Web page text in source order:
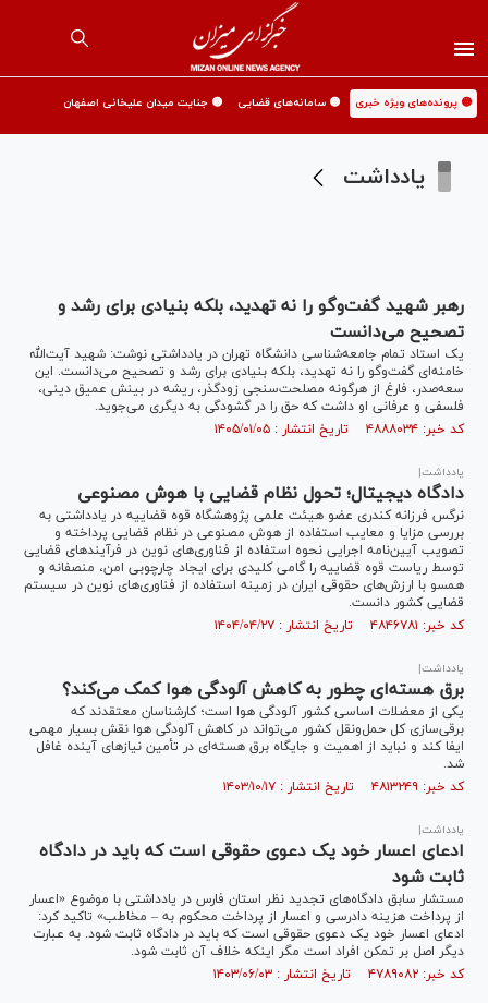
🟡 پرونده‌های ویژه خبری 🟡 سامانه‌های قضایی 🟡 جنایت میدان علیخانی اصفهان
یادداشت
رهبر شهید گفت‌و‌گو را نه تهدید، بلکه بنیادی برای رشد و
تصحیح می‌دانست
یک استاد تمام جامعه‌شناسی دانشگاه تهران در یادداشتی نوشت: شهید آیت‌الله
خامنه‌ای گفت‌و‌گو را نه تهدید، بلکه بنیادی برای رشد و تصحیح می‌دانست. این
سعه‌صدر، فارغ از هرگونه مصلحت‌سنجی زودگذر، ریشه در بینش عمیق دینی،
فلسفی و عرفانی او داشت که حق را در گشودگی به دیگری می‌جوید.
کد خبر: ۴۸۸۸۰۳۴ تاریخ انتشار : ۱۴۰۵/۰۱/۰۵
یادداشت|
دادگاه دیجیتال؛ تحول نظام قضایی با هوش مصنوعی
نرگس فرزانه کندری عضو هیئت علمی پژوهشگاه قوه قضاییه در یادداشتی به
بررسی مزایا و معایب استفاده از هوش مصنوعی در نظام قضایی پرداخته و
تصویب آیین‌نامه اجرایی نحوه استفاده از فناوری‌های نوین در فرآیند‌های قضایی
توسط ریاست قوه قضاییه را گامی کلیدی برای ایجاد چارچوبی امن، منصفانه و
همسو با ارزش‌های حقوقی ایران در زمینه استفاده از فناوری‌های نوین در سیستم
قضایی کشور دانست.
کد خبر: ۴۸۴۶۷۸۱ تاریخ انتشار : ۱۴۰۴/۰۴/۲۷
یادداشت|
برق هسته‌ای چطور به کاهش آلودگی هوا کمک می‌کند؟
یکی از معضلات اساسی کشور آلودگی هوا است؛ کارشناسان معتقدند که
برقی‌سازی کل حمل‌ونقل کشور می‌تواند در کاهش آلودگی هوا نقش بسیار مهمی
ایفا کند و نباید از اهمیت و جایگاه برق هسته‌ای در تأمین نیاز‌های آینده غافل
شد.
کد خبر: ۴۸۱۳۲۴۹ تاریخ انتشار : ۱۴۰۳/۱۰/۱۷
یادداشت|
ادعای اعسار خود یک دعوی حقوقی است که باید در دادگاه
ثابت شود
مستشار سابق دادگاه‌های تجدید نظر استان فارس در یادداشتی با موضوع «اعسار
از پرداخت هزینه دادرسی و اعسار از پرداخت محکوم به – مخاطب» تاکید کرد:
ادعای اعسار خود یک دعوی حقوقی است که باید در دادگاه ثابت شود. به عبارت
دیگر اصل بر تمکن افراد است مگر اینکه خلاف آن ثابت شود.
کد خبر: ۴۷۸۹۰۸۲ تاریخ انتشار : ۱۴۰۳/۰۶/۰۳